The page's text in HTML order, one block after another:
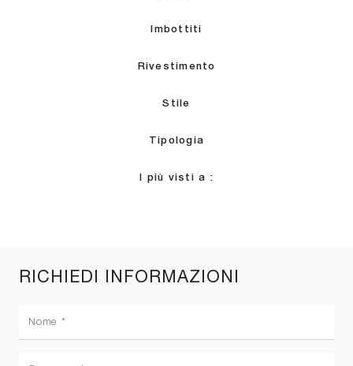
Imbottiti
Rivestimento
Stile
Tipologia
I più visti a :
RICHIEDI INFORMAZIONI